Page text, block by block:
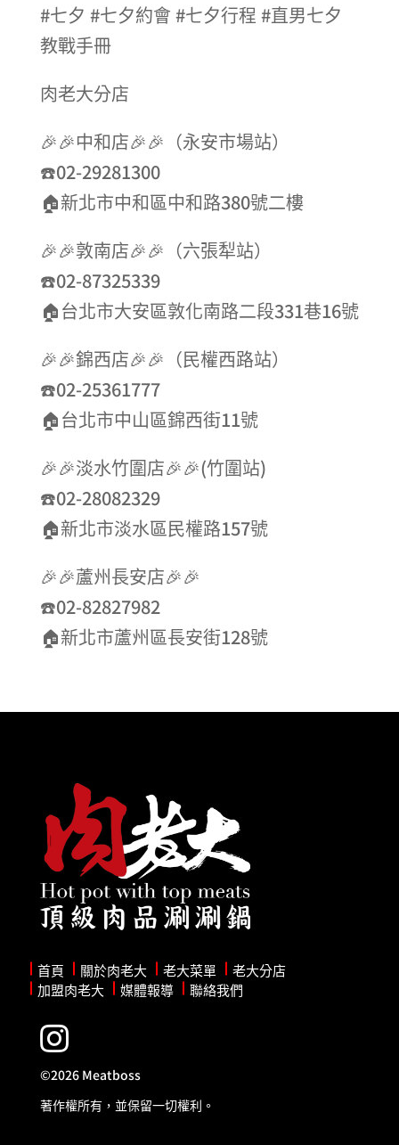
#七夕 #七夕約會 #七夕行程 #直男七夕
教戰手冊
肉老大分店
🎉🎉中和店🎉🎉（永安市場站）
☎️02-29281300
🏠新北市中和區中和路380號二樓
🎉🎉敦南店🎉🎉（六張犁站）
☎️02-87325339
🏠台北市大安區敦化南路二段331巷16號
🎉🎉錦西店🎉🎉（民權西路站）
☎️02-25361777
🏠台北市中山區錦西街11號
🎉🎉淡水竹圍店🎉🎉(竹圍站)
☎️02-28082329
🏠新北市淡水區民權路157號
🎉🎉蘆州長安店🎉🎉
☎️02-82827982
🏠新北市蘆州區長安街128號
首頁 關於肉老大 老大菜單
老大分店
加盟肉老大
媒體報導 聯絡我們

©2026 Meatboss
著作權所有，並保留一切權利。